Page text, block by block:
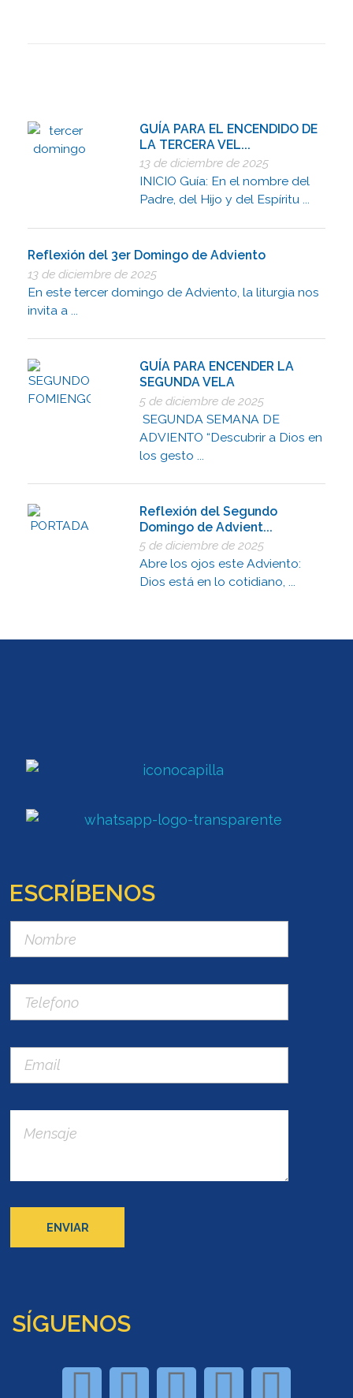
GUÍA PARA EL ENCENDIDO DE
LA TERCERA VEL...
13 de diciembre de 2025
INICIO Guía: En el nombre del
Padre, del Hijo y del Espíritu ...
Reflexión del 3er Domingo de Adviento
13 de diciembre de 2025
En este tercer domingo de Adviento, la liturgia nos
invita a ...
GUÍA PARA ENCENDER LA
SEGUNDA VELA
5 de diciembre de 2025
SEGUNDA SEMANA DE
ADVIENTO “Descubrir a Dios en
los gesto ...
Reflexión del Segundo
Domingo de Advient...
5 de diciembre de 2025
Abre los ojos este Adviento:
Dios está en lo cotidiano, ...
ESCRÍBENOS
SÍGUENOS